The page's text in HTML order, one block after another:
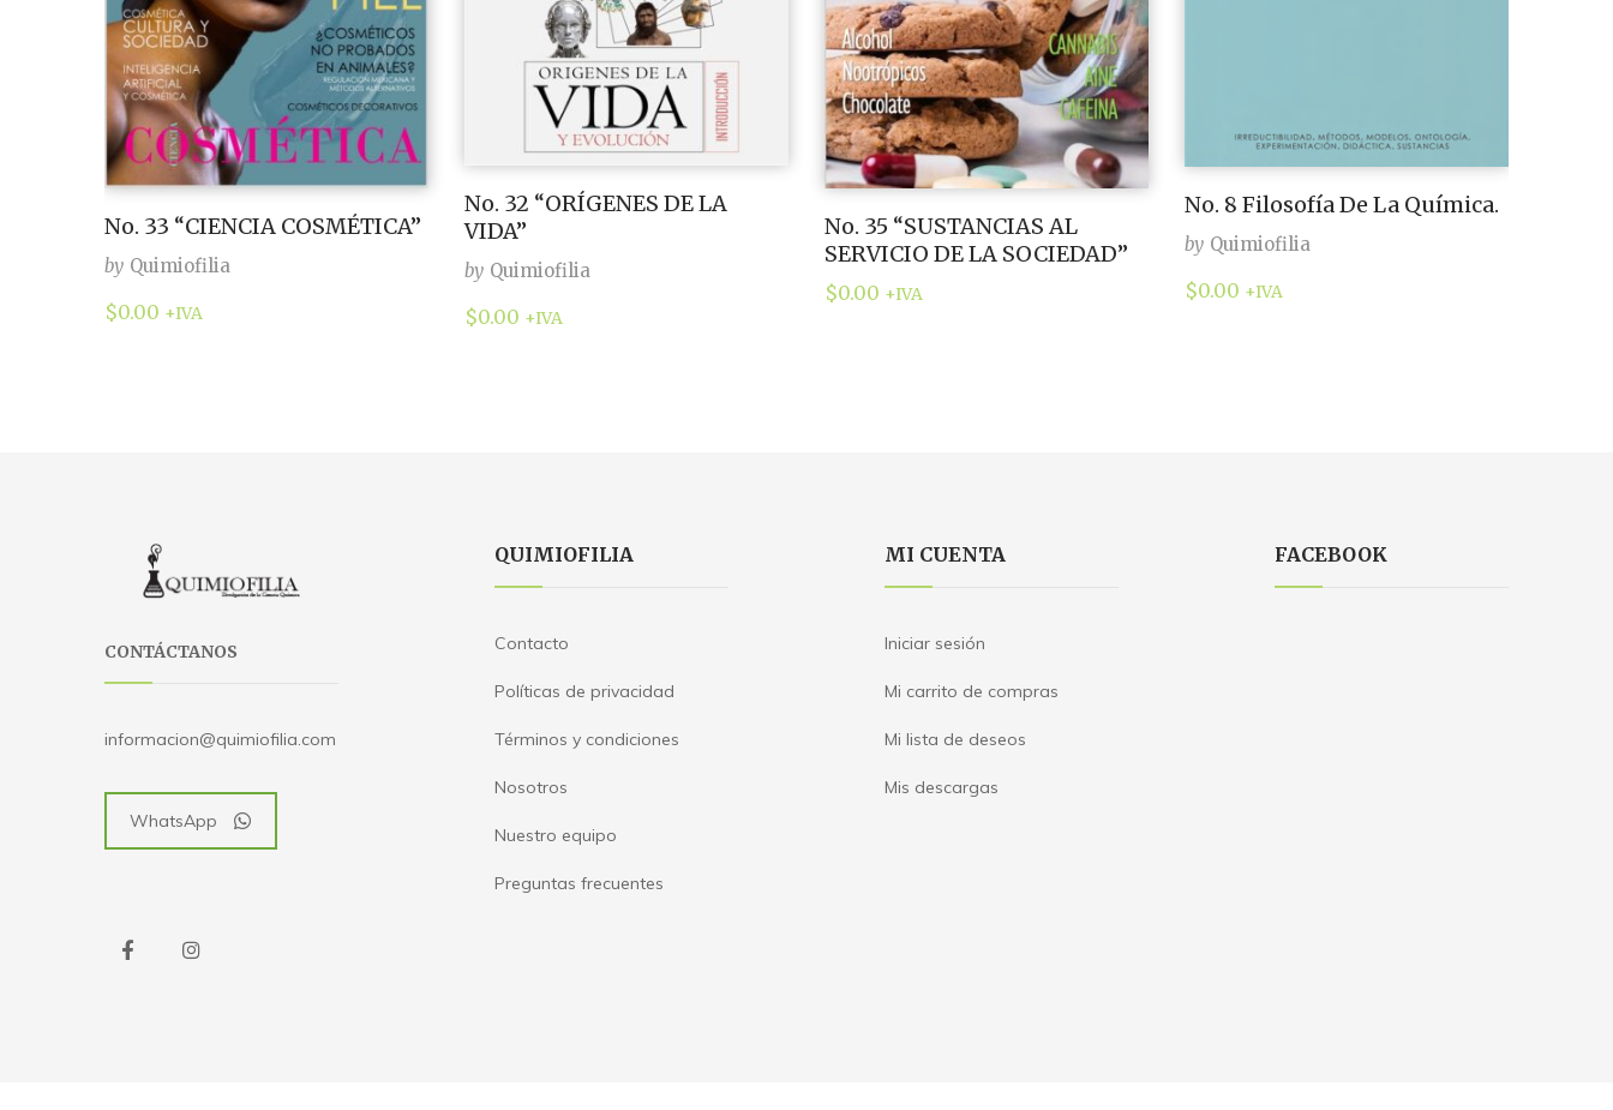
No. 33 “CIENCIA COSMÉTICA”
by Quimiofilia
$0.00 +IVA
No. 32 “ORÍGENES DE LA
VIDA”
by Quimiofilia
$0.00 +IVA
No. 35 “SUSTANCIAS AL
SERVICIO DE LA SOCIEDAD”
$0.00 +IVA
No. 8 Filosofía De La Química.
by Quimiofilia
$0.00 +IVA
CONTÁCTANOS
informacion@quimiofilia.com
WhatsApp
QUIMIOFILIA
Contacto
Políticas de privacidad
Términos y condiciones
Nosotros
Nuestro equipo
Preguntas frecuentes
MI CUENTA
Iniciar sesión
Mi carrito de compras
Mi lista de deseos
Mis descargas
FACEBOOK